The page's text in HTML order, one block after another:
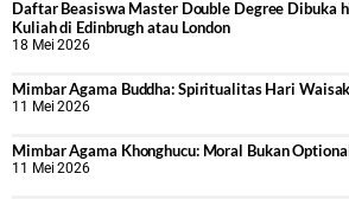
Daftar Beasiswa Master Double Degree Dibuka
Kuliah di Edinbrugh atau London
18 Mei 2026
Mimbar Agama Buddha: Spiritualitas Hari Waisak
11 Mei 2026
Mimbar Agama Khonghucu: Moral Bukan
11 Mei 2026